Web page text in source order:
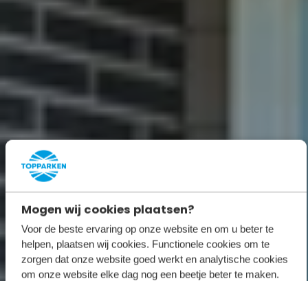
Mogen wij cookies plaatsen?
Voor de beste ervaring op onze website en om u beter te
helpen, plaatsen wij cookies. Functionele cookies om te
zorgen dat onze website goed werkt en analytische cookies
om onze website elke dag nog een beetje beter te maken.